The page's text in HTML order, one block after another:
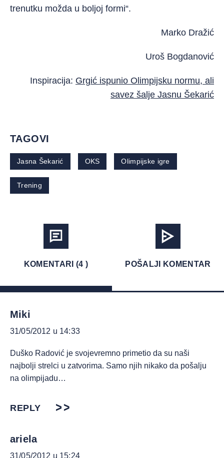
trenutku možda u boljoj formi“.
Marko Dražić
Uroš Bogdanović
Inspiracija: Grgić ispunio Olimpijsku normu, ali
savez šalje Jasnu Šekarić
TAGOVI
Jasna Šekarić OKS Olimpijske igre
Trening
KOMENTARI (4 ) POŠALJI KOMENTAR
Miki
31/05/2012 u 14:33
Duško Radović je svojevremno primetio da su naši
najbolji strelci u zatvorima. Samo njih nikako da pošalju
na olimpijadu…
REPLY
ariela
31/05/2012 u 15:24